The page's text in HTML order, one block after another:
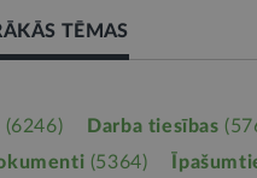
TĒMAS
(6246) Darba tiesības
(5364)